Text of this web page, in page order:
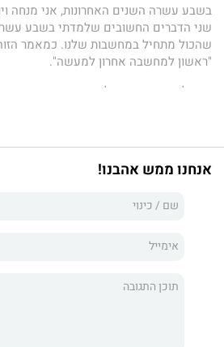
בשבע עשרה השנים האחרונות, אני מנחה
שני הדברים החשובים שלמדתי בשבע עשרה
שהכול מתחיל במחשבות שלנו. כמאמר
"ראשון למחשבה אחרון למעשה".
וכדי לשנות - חייבים לעשות שינוי
החינוך': ש"אחרי המעשים נמשכים
איפה זה פוגש אתכם, ותשאלו את עצמכם
אנחנו ממש אהבנו!